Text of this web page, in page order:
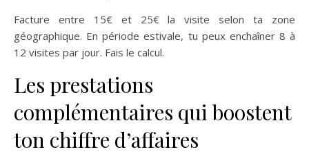
Facture entre 15€ et 25€ la visite selon ta zone
géographique. En période estivale, tu peux enchaîner 8 à
12 visites par jour. Fais le calcul.
Les prestations
complémentaires qui boostent
ton chiffre d’affaires